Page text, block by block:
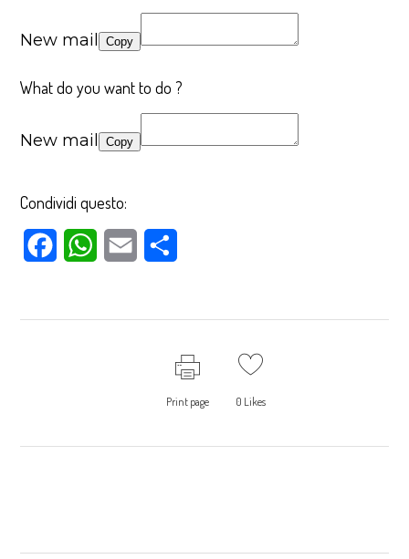
New mail Copy
What do you want to do ?
New mail Copy
Condividi questo:
FacebookWhatsAppEmail
Print page 0 Likes